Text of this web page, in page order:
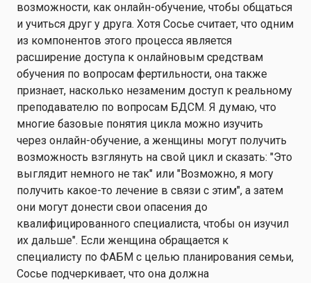
возможности, как онлайн-обучение, чтобы общаться
и учиться друг у друга. Хотя Сосье считает, что одним
из компонентов этого процесса является
расширение доступа к онлайновым средствам
обучения по вопросам фертильности, она также
признает, насколько незаменим доступ к реальному
преподавателю по вопросам БДСМ. Я думаю, что
многие базовые понятия цикла можно изучить
через онлайн-обучение, а женщины могут получить
возможность взглянуть на свой цикл и сказать: "Это
выглядит немного не так" или "Возможно, я могу
получить какое-то лечение в связи с этим", а затем
они могут донести свои опасения до
квалифицированного специалиста, чтобы он изучил
их дальше". Если женщина обращается к
специалисту по ФАБМ с целью планирования семьи,
Сосье подчеркивает, что она должна